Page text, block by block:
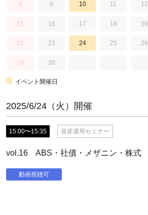
8 9 10 11 12
15 16 17 18 19
22 23 24 25 26
29 30
イベント開催日
2025/6/24（火）開催
15:00〜15:35 資産運用セミナー
vol.16 ABS・社債・メザニン・株式
動画視聴可